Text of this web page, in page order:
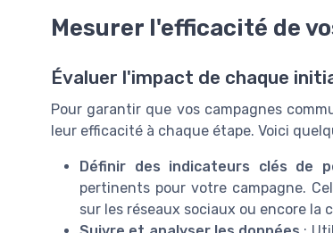
Mesurer l'efficacité de
Évaluer l'impact de chaque
Pour garantir que vos campagnes
leur efficacité à chaque étape. Voici
Définir des indicateurs clés de
pertinents pour votre campagne.
sur les réseaux sociaux ou encore